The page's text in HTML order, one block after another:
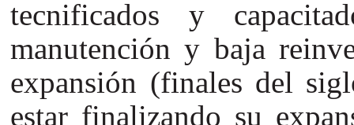
tecnificados y
manutención y baja
expansión (finales del
estar finalizando su